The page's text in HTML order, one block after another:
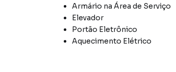
Armário na Área de Serviço
Elevador
Portão Eletrônico
Aquecimento Elétrico